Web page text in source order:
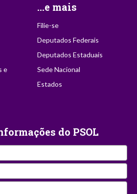
e
...e mais
Filie-se
Deputados Federais
Deputados Estaduais
Sede Nacional
Estados
do PSOL